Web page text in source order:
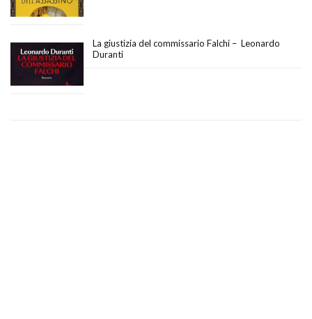
La giustizia del commissario Falchi – Leonardo
Duranti